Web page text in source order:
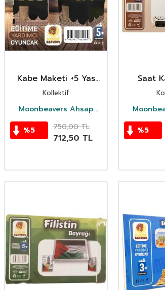
Kabe Maketi +5 Yas
Ahsap Oyuncak
Kollektif
Moonbeavers Ahsap
%5 750,00TL
712,50 TL
Saat
%5